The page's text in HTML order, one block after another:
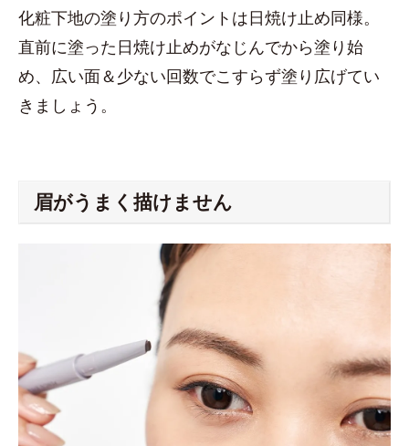
化粧下地の塗り方のポイントは日焼け止め同様。
直前に塗った日焼け止めがなじんでから塗り始
め、広い面＆少ない回数でこすらず塗り広げてい
きましょう。
眉がうまく描けません